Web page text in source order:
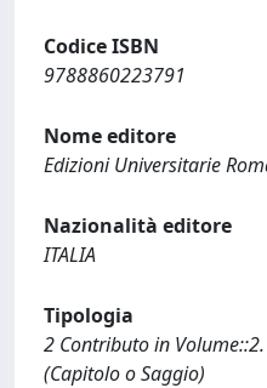
Codice ISBN
9788860223791
Nome editore
Edizioni Universitarie
Nazionalità editore
ITALIA
Tipologia
2 Contributo in
(Capitolo o Saggio)